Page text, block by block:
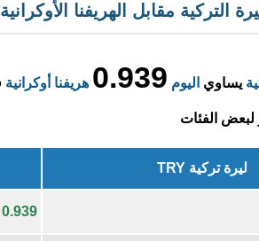
مقابل الهريفنا الأوكرانية
يساوي اليوم 0.939 هريفنا أوكرانية
الفئات
ليرة تركية TRY
0.939